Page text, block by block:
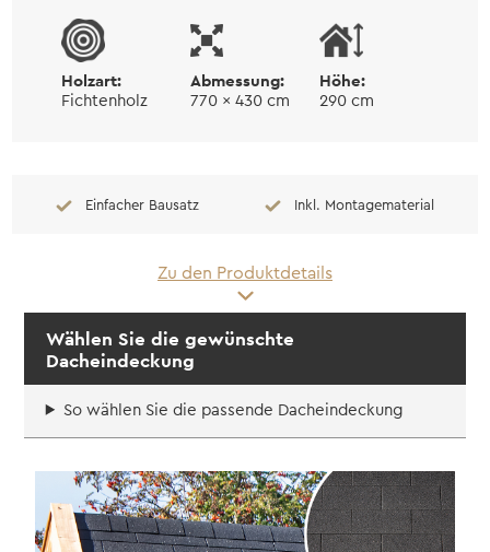
Menge
Holzart:
Fichtenholz
Abmessung:
770 x 430 cm
Höhe:
290 cm
Einfacher Bausatz Inkl. Montagematerial
Zu den Produktdetails
Wählen Sie die gewünschte
Dacheindeckung
So wählen Sie die passende Dacheindeckung